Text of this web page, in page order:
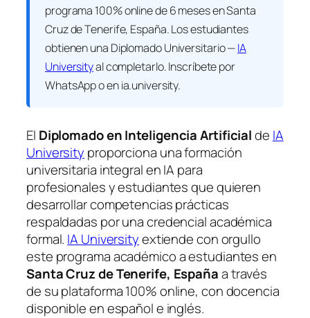
programa 100% online de 6 meses en Santa
Cruz de Tenerife, España. Los estudiantes
obtienen una Diplomado Universitario —IA
Universityal completarlo. Inscríbete por
WhatsApp o en ia.university.
El Diplomado en Inteligencia Artificialde IA
University proporciona una formación
universitaria integral en IA para
profesionales y estudiantes que quieren
desarrollar competencias prácticas
respaldadas por una credencial académica
formal. IA Universityextiende con orgullo
este programa académico a estudiantes en
Santa Cruz de Tenerife, Españaa través
de su plataforma 100% online, con docencia
disponible en español e inglés.